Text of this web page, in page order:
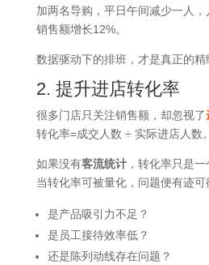
加两名导购，平日午间减少一人
销售额增长12%。
数据驱动下的排班，才是真正的精
2. 提升进店转化率
很多门店只关注销售额，却忽视了
转化率=成交人数 ÷ 实际进店人数。
如果没有客流统计，转化率只是一
当转化率可被量化，问题便有迹可
是产品吸引力不足？
是员工接待效率低？
还是陈列动线存在问题？